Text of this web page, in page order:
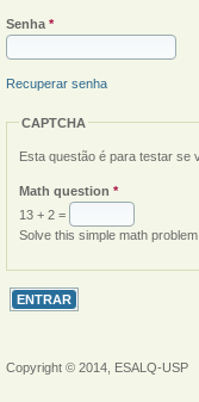
Senha *
Recuperar senha
CAPTCHA
Esta questão é para testar se
Math question *
13 + 2 =
Solve this simple math
Copyright © 2014, ESALQ-USP